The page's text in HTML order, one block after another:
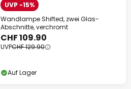
UVP -15%
Wandlampe Shifted, zwei Glas-
Abschnitte, verchromt
CHF 109.90
UVPCHF 129.90
Auf Lager